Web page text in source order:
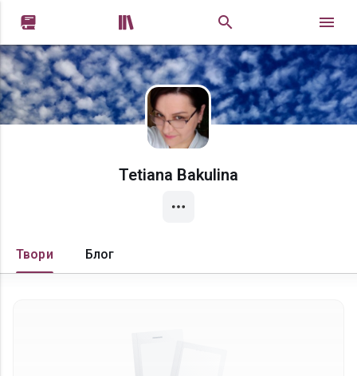
 
Tetiana Bakulina
Твори Блог